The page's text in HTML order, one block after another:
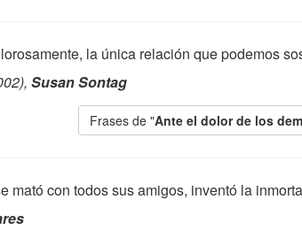
la única relación que podemos
Susan Sontag
Frases de "Ante el dolor de los
mató con todos sus amigos, inventó la